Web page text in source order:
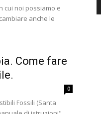
cui noi possiamo e
anche le
Come fare
0
Fossili (Santa